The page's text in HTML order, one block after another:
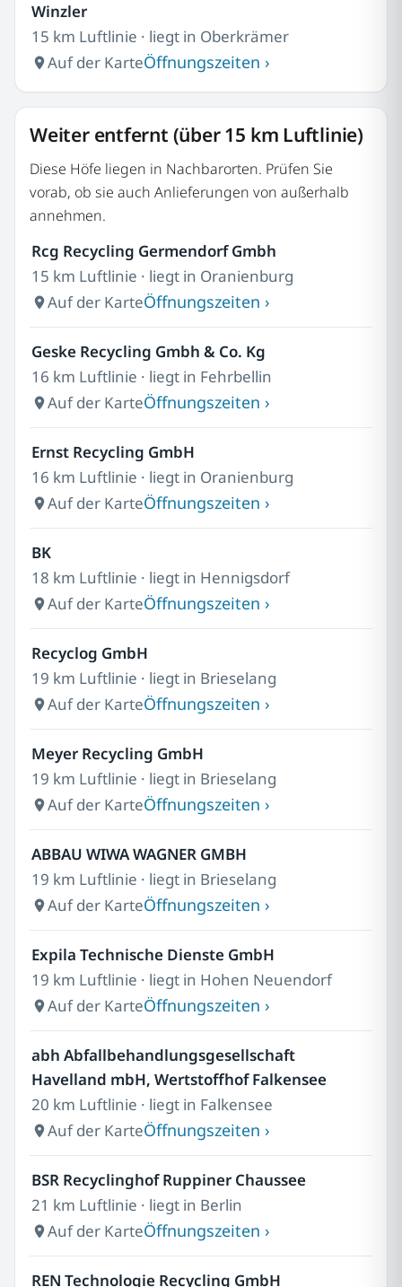
Winzler
15 km Luftlinie · liegt in Oberkrämer
Auf der KarteÖffnungszeiten ›
Weiter entfernt (über 15 km Luftlinie)
Diese Höfe liegen in Nachbarorten. Prüfen Sie
vorab, ob sie auch Anlieferungen von außerhalb
annehmen.
Rcg Recycling Germendorf Gmbh
15 km Luftlinie · liegt in Oranienburg
Auf der KarteÖffnungszeiten ›
Geske Recycling Gmbh & Co. Kg
16 km Luftlinie · liegt in Fehrbellin
Auf der KarteÖffnungszeiten ›
Ernst Recycling GmbH
16 km Luftlinie · liegt in Oranienburg
Auf der KarteÖffnungszeiten ›
BK
18 km Luftlinie · liegt in Hennigsdorf
Auf der KarteÖffnungszeiten ›
Recyclog GmbH
19 km Luftlinie · liegt in Brieselang
Auf der KarteÖffnungszeiten ›
Meyer Recycling GmbH
19 km Luftlinie · liegt in Brieselang
Auf der KarteÖffnungszeiten ›
ABBAU WIWA WAGNER GMBH
19 km Luftlinie · liegt in Brieselang
Auf der KarteÖffnungszeiten ›
Expila Technische Dienste GmbH
19 km Luftlinie · liegt in Hohen Neuendorf
Auf der KarteÖffnungszeiten ›
abh Abfallbehandlungsgesellschaft
Havelland mbH, Wertstoffhof Falkensee
20 km Luftlinie · liegt in Falkensee
Auf der KarteÖffnungszeiten ›
BSR Recyclinghof Ruppiner Chaussee
21 km Luftlinie · liegt in Berlin
Auf der KarteÖffnungszeiten ›
REN Technologie Recycling GmbH